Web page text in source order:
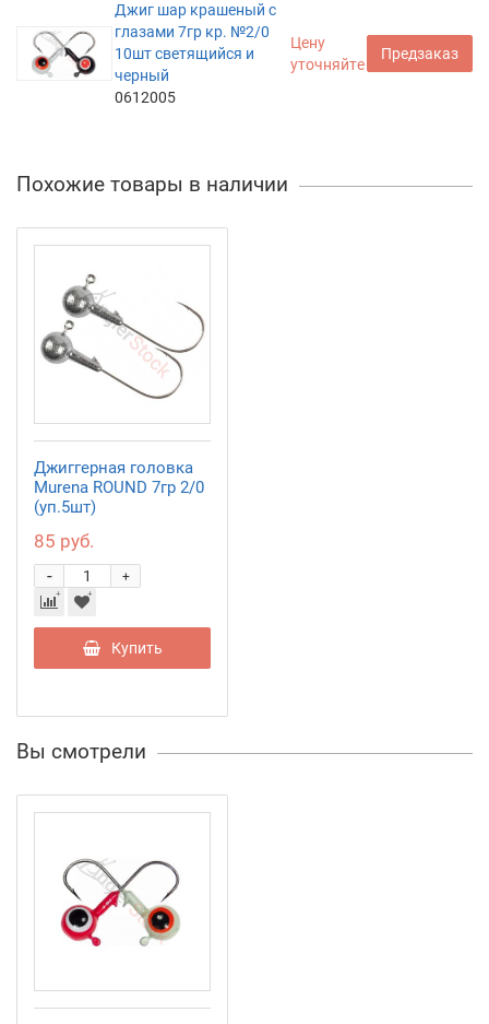
Джиг шар крашеный с
глазами 7гр кр. №2/0
10шт светящийся и
черный
0612005
Цену
уточняйте
Предзаказ
Похожие товары в наличии
Джиггерная головка
Murena ROUND 7гр 2/0
(уп.5шт)
85 руб.
+
-
Купить
Вы смотрели